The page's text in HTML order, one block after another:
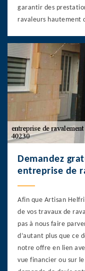
garantir des
ravaleurs hautement
Demandez
entreprise de
Afin que Artisan
de vos travaux de
pas à nous faire
d’autant plus que ce
notre offre en lien
vue financier ou sur